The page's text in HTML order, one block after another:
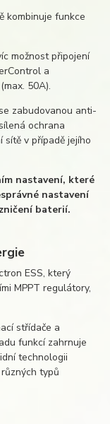
kombinuje funkce
možnost připojení
a
50A).
zabudovanou anti-
ochrana
sítě v případě jejího
nastavení, které
nastavení
baterií.
ESS, který
MPPT regulátory,
střídače a
funkcí zahrnuje
technologii
typů